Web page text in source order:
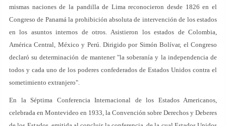
mismas naciones de la pandilla de Lima reconocieron desde 1826 en el
Congreso de Panamá la prohibición absoluta de intervención de los estados
en los asuntos internos de otros. Asistieron los estados de Colombia,
América Central, México y Perú. Dirigido por Simón Bolívar, el Congreso
declaró su determinación de mantener "la soberanía y la independencia de
todos y cada uno de los poderes confederados de Estados Unidos contra el
sometimiento extranjero".
En la Séptima Conferencia Internacional de los Estados Americanos,
celebrada en Montevideo en 1933, la Convención sobre Derechos y Deberes